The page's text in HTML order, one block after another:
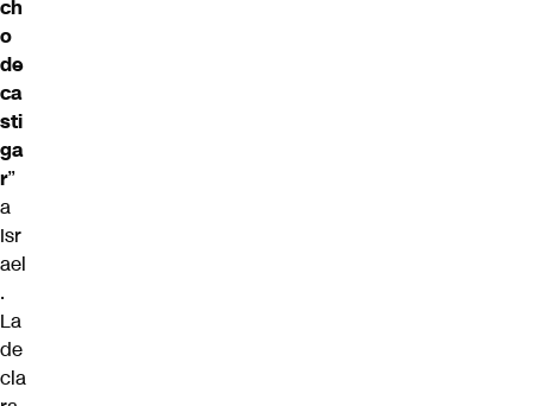
ch
o
de
ca
sti
ga
r”
a
Isr
ael
.
La
de
cla